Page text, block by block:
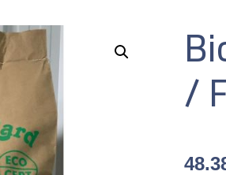
/